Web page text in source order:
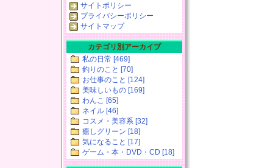
サイトポリシー
プライバシーポリシー
サイトマップ
カテゴリ別アーカイブ
私の日常 [469]
釣りのこと [70]
お仕事のこと [124]
美味しいもの [169]
わんこ [65]
ネイル [46]
コスメ・美容系 [32]
癒しグリーン [18]
気になること [17]
ゲーム・本・DVD・CD [18]